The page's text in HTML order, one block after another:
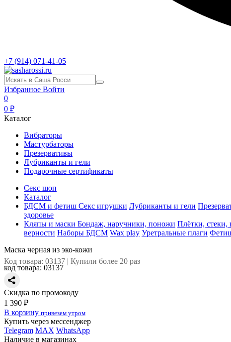
+7 (914) 071-41-05
Избранное Войти
0
0 ₽
Каталог
Вибраторы
Мастурбаторы
Презервативы
Лубриканты и гели
Подарочные сертификаты
Секс шоп
Каталог
БДСМ и фетиш Секс игрушки Лубриканты и гели
здоровье
Кляпы и маски Бондаж, наручники, поножи Плётки, стеки,
верности Наборы БДСМ Wax play Уретральные плаги
Маска черная из эко-кожи
Код товара: 03137 | Купили более 20 раз
код товара: 03137
Скидка по промокоду
1 390 ₽
В корзину привезем утром
Купить через мессенджер
Telegram MAX WhatsApp
Наличие в магазинах